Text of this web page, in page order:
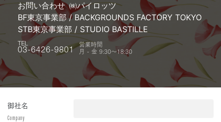
お問い合わせ ㈱パイロッツ
BF東京事業部 / BACKGROUNDS FACTORY TOKYO
STB東京事業部 / STUDIO BASTILLE
TEL
03-6426-9801
営業時間
月 - 金 9:30〜18:30
御社名
Company